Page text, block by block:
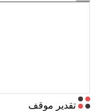
تقدير موقف